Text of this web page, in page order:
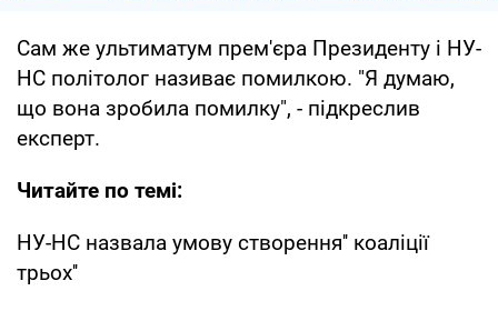
Сам же ультиматум прем'єра Президенту і НУ-
НС політолог називає помилкою. "Я думаю,
що вона зробила помилку", - підкреслив
експерт.
Читайте по темі:
НУ-НС назвала умову створення'' коаліції
трьох''